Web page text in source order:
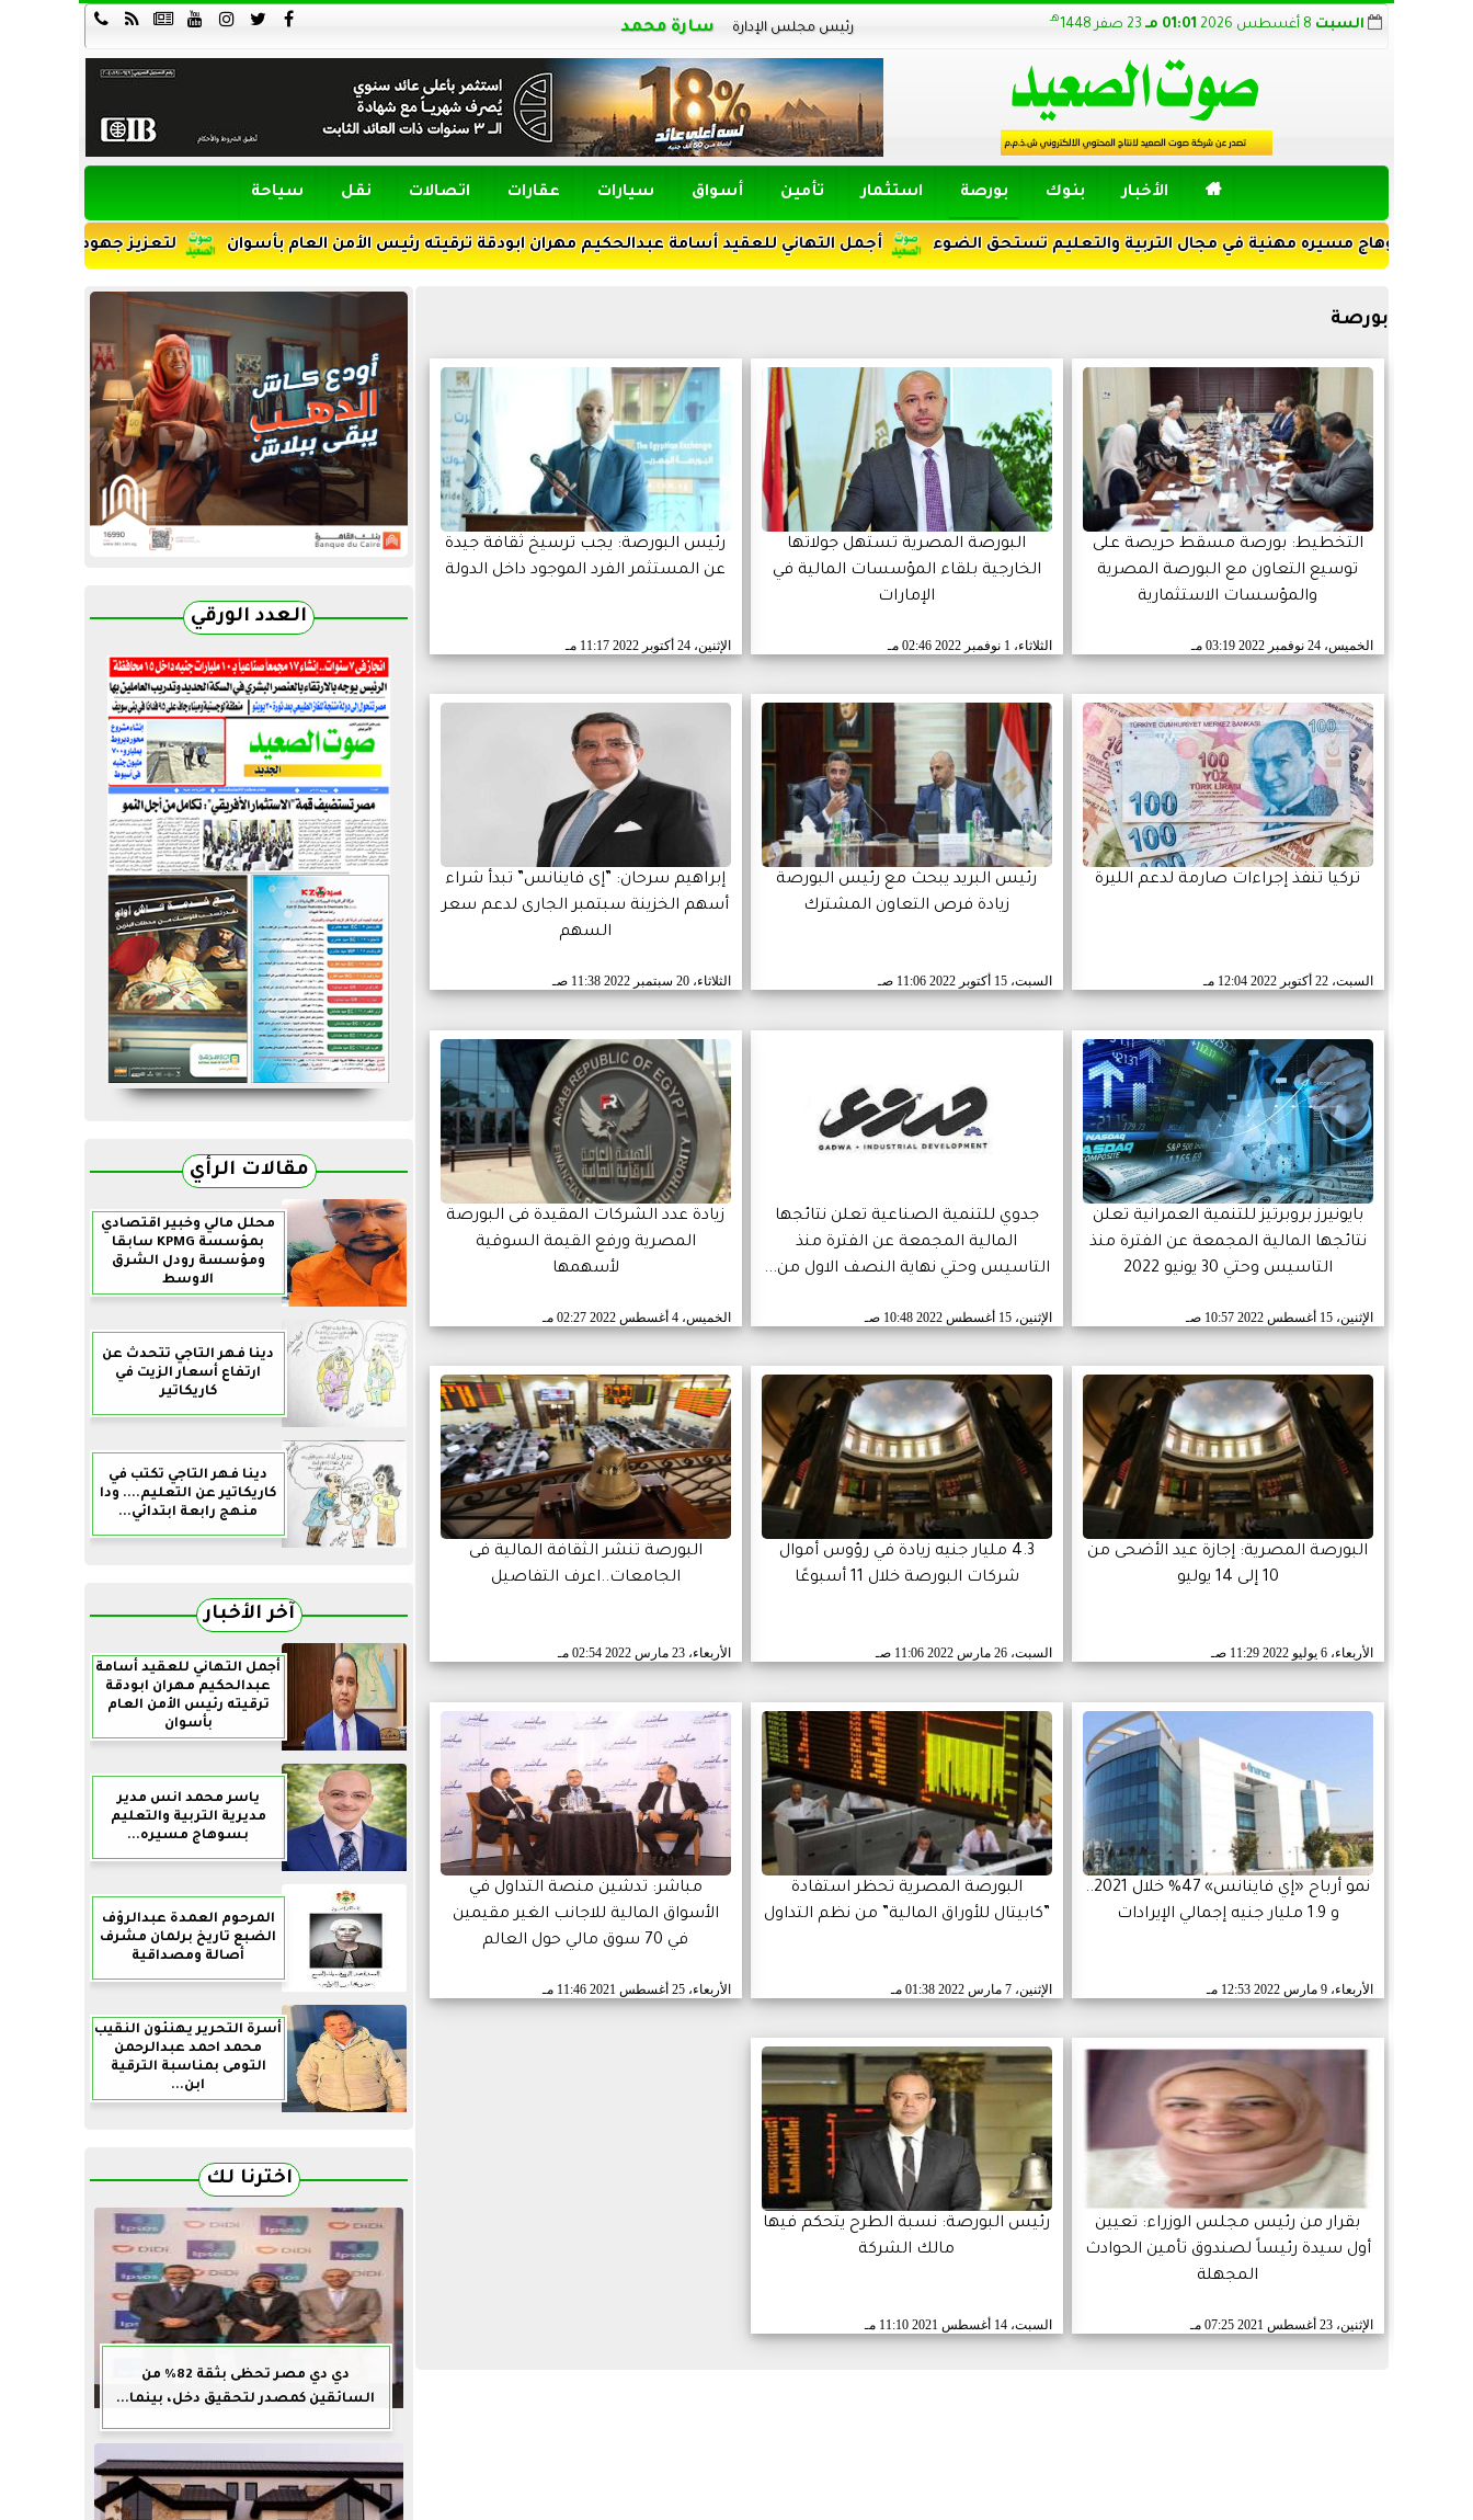






 السبت 01:01 مـ هـ
رئيس مجلس الإدارة سارة محمد
 الأخبار بنوك بورصة استثمار تأمين أسواق سيارات عقارات اتصالات نقل سياحة
لتعزيز جهود التنمية ومواجهة أجمل التهاني للعقيد أسامة عبدالحكيم مهران ابودقة ترقيته رئيس الأمن العام بأسوان مسيره مهنية في مجال التربية والتعليم تستحق الضوء
بورصة
التخطيط: بورصة مسقط حريصة على
توسيع التعاون مع البورصة المصرية
والمؤسسات الاستثمارية
الخميس، 24 نوفمبر 2022 03:19 مـ
البورصة المصرية تستهل جولاتها
الخارجية بلقاء المؤسسات المالية في
الإمارات
الثلاثاء، 1 نوفمبر 2022 02:46 مـ
رئيس البورصة: يجب ترسيخ ثقافة جيدة
عن المستثمر الفرد الموجود داخل الدولة
الإثنين، 24 أكتوبر 2022 11:17 مـ
تركيا تنفذ إجراءات صارمة لدعم الليرة
السبت، 22 أكتوبر 2022 12:04 مـ
رئيس البريد يبحث مع رئيس البورصة
زيادة فرص التعاون المشترك
السبت، 15 أكتوبر 2022 11:06 صـ
إبراهيم سرحان: ”إى فاينانس” تبدأ شراء
أسهم الخزينة سبتمبر الجارى لدعم سعر
السهم
الثلاثاء، 20 سبتمبر 2022 11:38 صـ
بايونيرز بروبرتيز للتنمية العمرانية تعلن
نتائجها المالية المجمعة عن الفترة منذ
التاسيس وحتي 30 يونيو 2022
الإثنين، 15 أغسطس 2022 10:57 صـ
جدوي للتنمية الصناعية تعلن نتائجها
المالية المجمعة عن الفترة منذ
التاسيس وحتي نهاية النصف الاول من...
الإثنين، 15 أغسطس 2022 10:48 صـ
زيادة عدد الشركات المقيدة فى البورصة
المصرية ورفع القيمة السوقية
لأسهمها
الخميس، 4 أغسطس 2022 02:27 مـ
البورصة المصرية: إجازة عيد الأضحى من
10 إلى 14 يوليو
الأربعاء، 6 يوليو 2022 11:29 صـ
4.3 مليار جنيه زيادة في رؤوس أموال
شركات البورصة خلال 11 أسبوعًا
السبت، 26 مارس 2022 11:06 صـ
البورصة تنشر الثقافة المالية فى
الجامعات..اعرف التفاصيل
الأربعاء، 23 مارس 2022 02:54 مـ
نمو أرباح «إي فاينانس» 47% خلال 2021..
و 1.9 مليار جنيه إجمالي الإيرادات
الأربعاء، 9 مارس 2022 12:53 مـ
البورصة المصرية تحظر استفادة
”كابيتال للأوراق المالية” من نظم التداول
الإثنين، 7 مارس 2022 01:38 مـ
مباشر: تدشين منصة التداول في
الأسواق المالية للاجانب الغير مقيمين
في 70 سوق مالي حول العالم
الأربعاء، 25 أغسطس 2021 11:46 مـ
بقرار من رئيس مجلس الوزراء: تعيين
أول سيدة رئيساً لصندوق تأمين الحوادث
المجهلة
الإثنين، 23 أغسطس 2021 07:25 مـ
رئيس البورصة: نسبة الطرح يتحكم فيها
مالك الشركة
السبت، 14 أغسطس 2021 11:10 مـ
العدد الورقي
مقالات الرأي
محلل مالي وخبير اقتصادي
بمؤسسة KPMG سابقا
ومؤسسة رودل الشرق
الاوسط
دينا فهر التاجي تتحدث عن
ارتفاع أسعار الزيت في
كاريكاتير
دينا فهر التاجي تكتب في
كاريكاتير عن التعليم.... ودا
منهج رابعة ابتدائي...
آخر الأخبار
أجمل التهاني للعقيد أسامة
عبدالحكيم مهران ابودقة
ترقيته رئيس الأمن العام
بأسوان
ياسر محمد انس مدير
مديرية التربية والتعليم
بسوهاج مسيره...
المرحوم العمدة عبدالرؤف
الضبع تاريخ برلمان مشرف
أصالة ومصداقية
أسرة التحرير يهنئون النقيب
محمد احمد عبدالرحمن
التومى بمناسبة الترقية
ابن...
اخترنا لك
دي دي مصر تحظى بثقة 82% من
السائقين كمصدر لتحقيق دخل، بينما...